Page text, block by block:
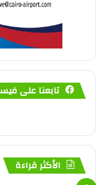
تابعنا على
الأكثر قراءة